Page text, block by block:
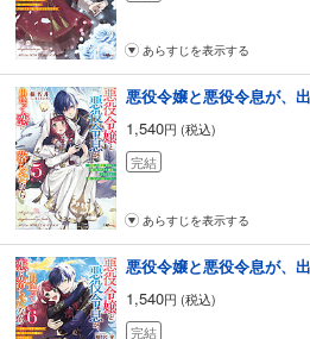
あらすじを表示する
1,540円 (税込)
完結
あらすじを表示する
1,540円 (税込)
完結